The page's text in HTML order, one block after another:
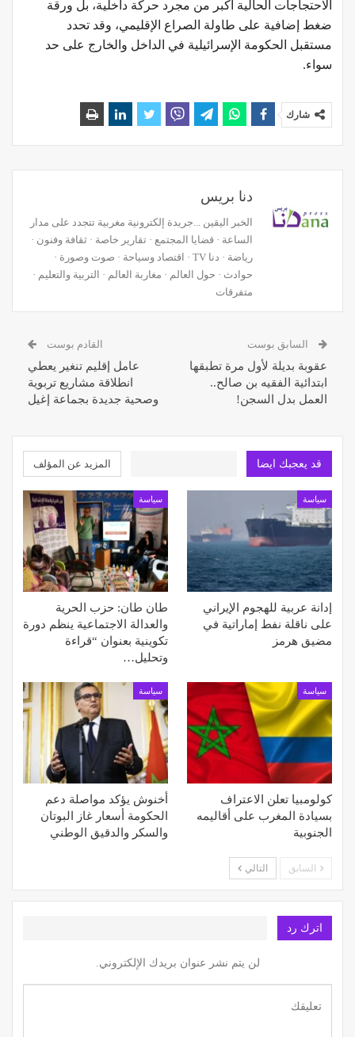
الاحتجاجات الحالية أكبر من مجرد حركة داخلية، بل ورقة
ضغط إضافية على طاولة الصراع الإقليمي، وقد تحدد
مستقبل الحكومة الإسرائيلية في الداخل والخارج على حد
سواء.
شارك
دنا بريس
الخبر اليقين ...جريدة إلكترونية مغربية تتجدد على مدار
الساعة · قضايا المجتمع · تقارير خاصة · ثقافة وفنون ·
رياضة · دنا TV · اقتصاد وسياحة · صوت وصورة ·
حوادث · حول العالم · مغاربة العالم · التربية والتعليم ·
متفرقات
السابق بوست
عقوبة بديلة لأول مرة تطبقها
ابتدائية الفقيه بن صالح..
العمل بدل السجن!
القادم بوست
عامل إقليم تنغير يعطي
انطلاقة مشاريع تربوية
وصحية جديدة بجماعة إغيل
قد يعجبك ايضا المزيد عن المؤلف
سياسة
إدانة عربية للهجوم الإيراني
على ناقلة نفط إماراتية في
مضيق هرمز
سياسة
طان طان: حزب الحرية
والعدالة الاجتماعية ينظم دورة
تكوينية بعنوان “قراءة
وتحليل…
سياسة
كولومبيا تعلن الاعتراف
بسيادة المغرب على أقاليمه
الجنوبية
سياسة
أخنوش يؤكد مواصلة دعم
الحكومة أسعار غاز البوتان
والسكر والدقيق الوطني
السابق التالي
اترك رد
لن يتم نشر عنوان بريدك الإلكتروني.